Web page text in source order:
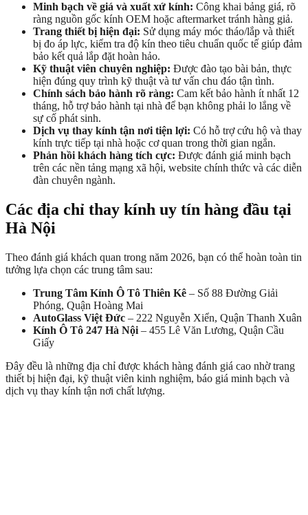
Minh bạch về giá và xuất xứ kính: Công khai bảng giá, rõ
ràng nguồn gốc kính OEM hoặc aftermarket tránh hàng giả.
Trang thiết bị hiện đại: Sử dụng máy móc tháo/lắp và thiết
bị đo áp lực, kiểm tra độ kín theo tiêu chuẩn quốc tế giúp đảm
bảo kết quả lắp đặt hoàn hảo.
Kỹ thuật viên chuyên nghiệp: Được đào tạo bài bản, thực
hiện đúng quy trình kỹ thuật và tư vấn chu đáo tận tình.
Chính sách bảo hành rõ ràng: Cam kết bảo hành ít nhất 12
tháng, hỗ trợ bảo hành tại nhà để bạn không phải lo lắng về
sự cố phát sinh.
Dịch vụ thay kính tận nơi tiện lợi: Có hỗ trợ cứu hộ và thay
kính trực tiếp tại nhà hoặc cơ quan trong thời gian ngắn.
Phản hồi khách hàng tích cực: Được đánh giá minh bạch
trên các nền tảng mạng xã hội, website chính thức và các diễn
đàn chuyên ngành.
Các địa chỉ thay kính uy tín hàng đầu tại
Hà Nội
Theo đánh giá khách quan trong năm 2026, bạn có thể hoàn toàn tin
tưởng lựa chọn các trung tâm sau:
Trung Tâm Kính Ô Tô Thiên Kê – Số 88 Đường Giải
Phóng, Quận Hoàng Mai
AutoGlass Việt Đức – 222 Nguyễn Xiển, Quận Thanh Xuân
Kính Ô Tô 247 Hà Nội – 455 Lê Văn Lương, Quận Cầu
Giấy
Đây đều là những địa chỉ được khách hàng đánh giá cao nhờ trang
thiết bị hiện đại, kỹ thuật viên kinh nghiệm, báo giá minh bạch và
dịch vụ thay kính tận nơi chất lượng.